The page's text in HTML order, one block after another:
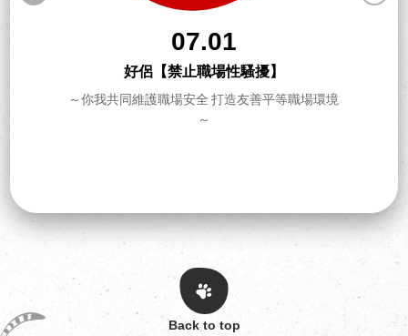
Back to top
07.01
好侶【禁止職場性騷擾】
～你我共同維護職場安全 打造友善平等職場環境
～